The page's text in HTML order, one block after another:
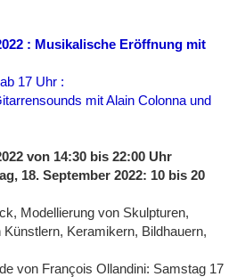
: Musikalische Eröffnung mit
17 Uhr :
mit Alain Colonna und
von 14:30 bis 22:00 Uhr
18. September 2022: 10 bis 20
Modellierung von Skulpturen,
Keramikern, Bildhauern,
von François Ollandini: Samstag 17